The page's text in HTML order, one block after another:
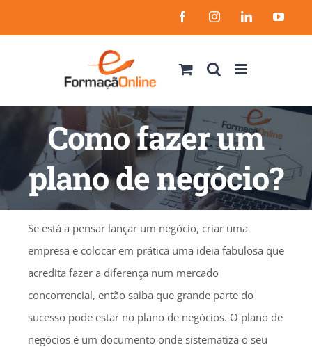
to
FacebookInstagramLinkedIn
Como fazer um
plano de negócio?
Se está a pensar lançar um negócio, criar uma
empresa e colocar em prática uma ideia fabulosa que
acredita fazer a diferença num mercado
concorrencial, então saiba que grande parte do
sucesso pode estar no plano de negócios. O plano de
negócios é um documento onde sistematiza o seu